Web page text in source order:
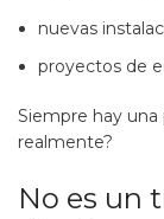
nuevas
proyectos de
Siempre hay
realmente?
No es un